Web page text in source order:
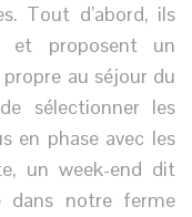
Tout d’abord, ils
et proposent un
au séjour du
sélectionner les
en phase avec les
un week-end dit
notre ferme